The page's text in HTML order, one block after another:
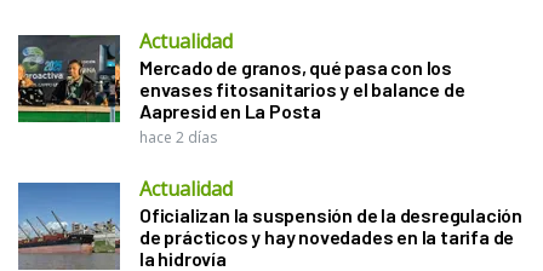
Actualidad
Mercado de granos, qué pasa con los
envases fitosanitarios y el balance de
Aapresid en La Posta
hace 2 días
Actualidad
Oficializan la suspensión de la desregulación
de prácticos y hay novedades en la tarifa de
la hidrovía